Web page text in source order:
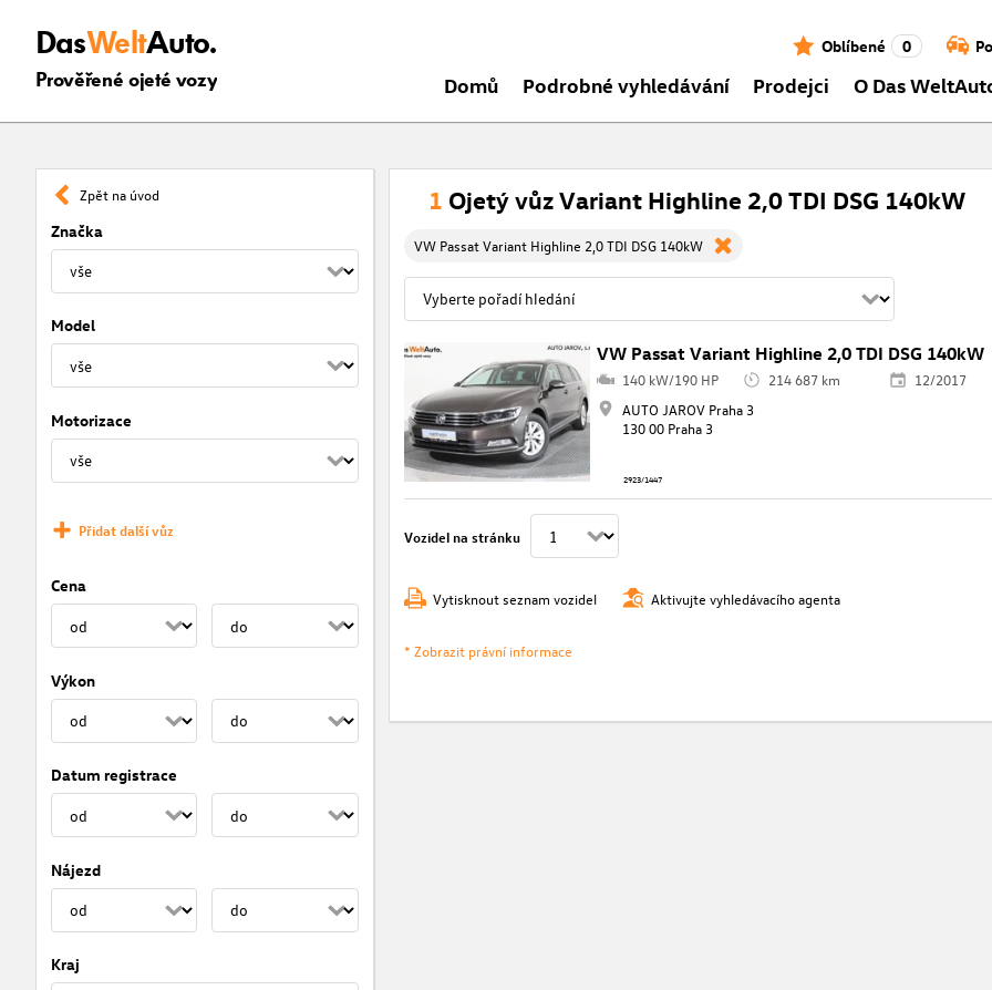
DasWeltAuto.
Prověřené ojeté vozy
Oblíbené 0
Domů Podrobné vyhledávání Prodejci O Das
Zpět na úvod
Značka
Model
Motorizace
Přidat další vůz
Cena
Výkon
Datum registrace
Nájezd
Kraj
1 Ojetý vůz Variant Highline 2,0 TDI DSG 140kW
VW Passat Variant Highline 2,0 TDI DSG 140kW
VW Passat Variant Highline 2,0 TDI DSG 140kW
140 kW/190 HP 214 687 km
12/2017
AUTO JAROV Praha 3
130 00 Praha 3
2923/1447
Vozidel na stránku
Vytisknout seznam vozidel Aktivujte vyhledávacího agenta
* Zobrazit právní informace